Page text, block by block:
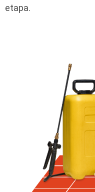
etapa.